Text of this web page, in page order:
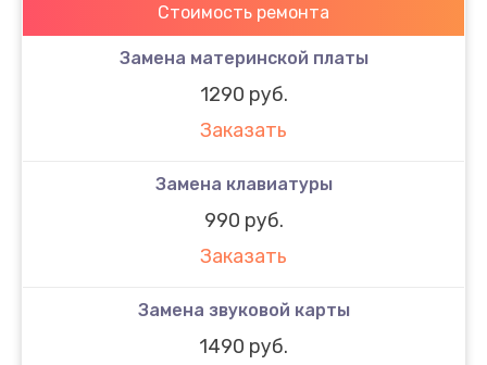
Стоимость ремонта
Замена материнской платы
1290 руб.
Заказать
Замена клавиатуры
990 руб.
Заказать
Замена звуковой карты
1490 руб.